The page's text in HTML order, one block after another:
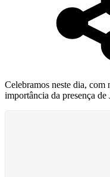
Celebramos neste dia,
importância da presença de